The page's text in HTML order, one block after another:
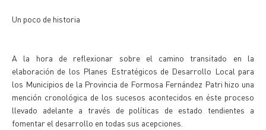
Un poco de historia
A la hora de reflexionar sobre el camino transitado en la
elaboración de los Planes Estratégicos de Desarrollo Local para
los Municipios de la Provincia de Formosa Fernández Patri hizo una
mención cronológica de los sucesos acontecidos en éste proceso
llevado adelante a través de políticas de estado tendientes a
fomentar el desarrollo en todas sus acepciones.